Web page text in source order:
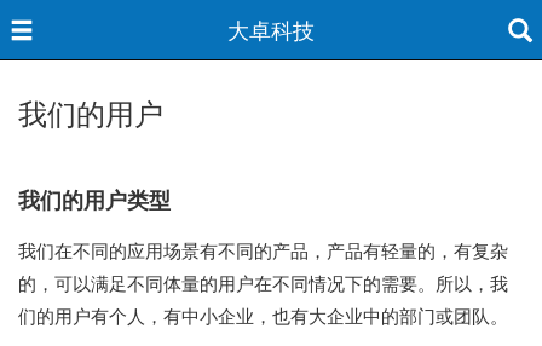
大卓科技
我们的用户
我们的用户类型
我们在不同的应用场景有不同的产品，产品有轻量的，有复杂
的，可以满足不同体量的用户在不同情况下的需要。所以，我
们的用户有个人，有中小企业，也有大企业中的部门或团队。